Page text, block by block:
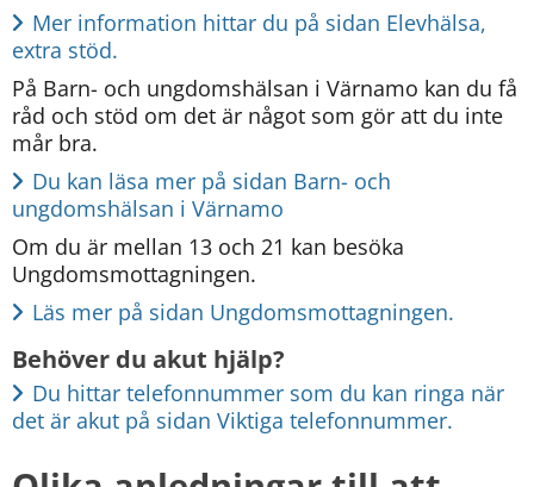
Mer information hittar du på sidan Elevhälsa,
extra stöd.
På Barn- och ungdomshälsan i Värnamo kan du få
råd och stöd om det är något som gör att du inte
mår bra.
Du kan läsa mer på sidan Barn- och
ungdomshälsan i Värnamo
Om du är mellan 13 och 21 kan besöka
Ungdomsmottagningen.
Läs mer på sidan Ungdomsmottagningen.
Behöver du akut hjälp?
Du hittar telefonnummer som du kan ringa när
det är akut på sidan Viktiga telefonnummer.